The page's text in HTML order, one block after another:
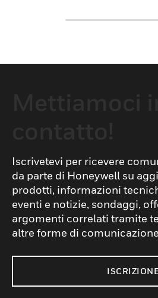
Iscrivetevi per ricevere
da parte di Honeywell su
prodotti, informazioni
eventi e notizie, sondaggi,
argomenti correlati tramite
altre forme di